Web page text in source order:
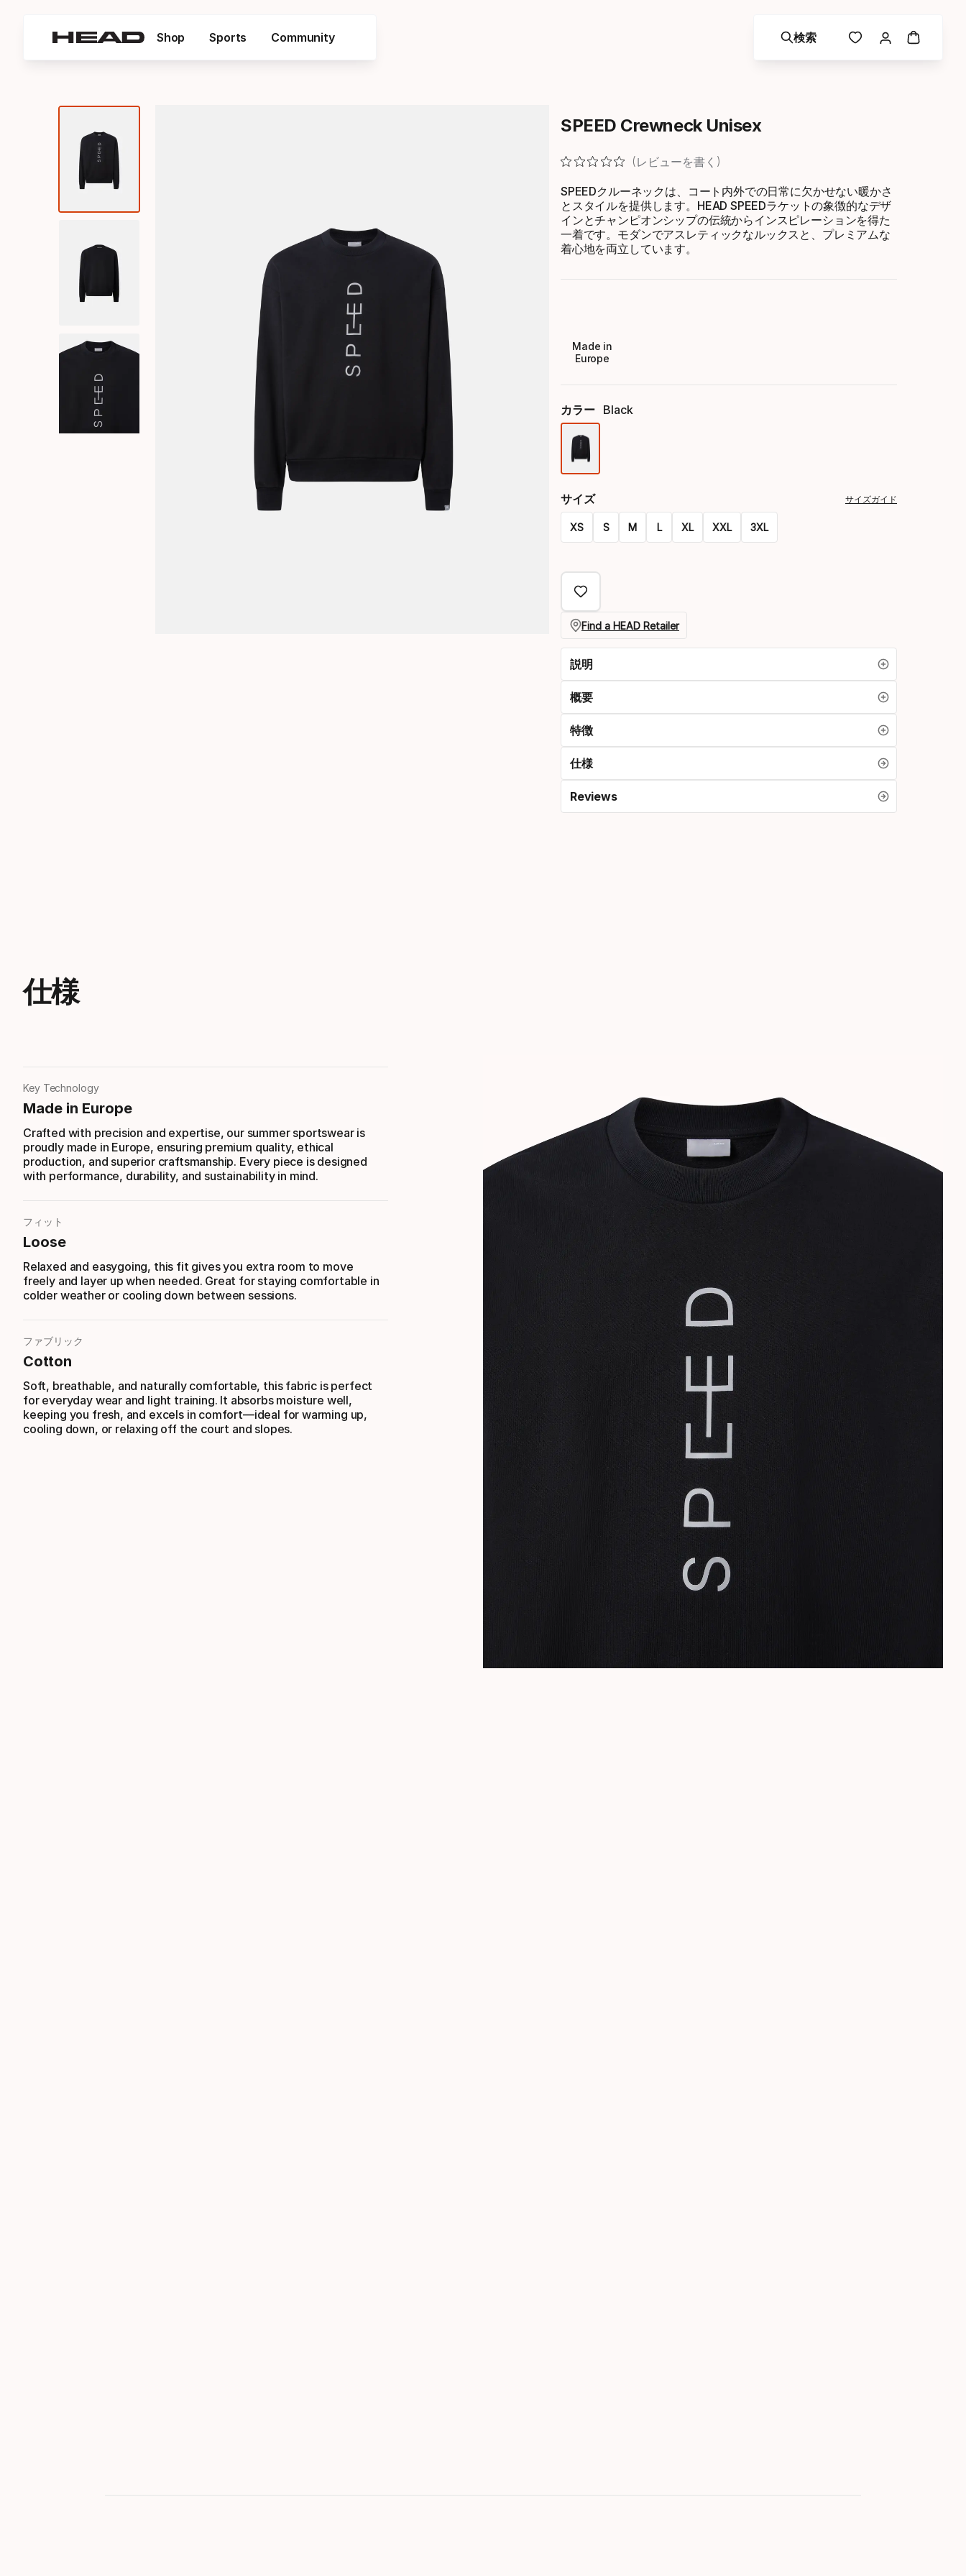
Shop Sports Community 検索
SPEED Crewneck Unisex
レビューを書く
SPEEDクルーネックは、コート内外での日常に欠かせない暖かさ
とスタイルを提供します。HEAD SPEEDラケットの象徴的なデザ
インとチャンピオンシップの伝統からインスピレーションを得た
一着です。モダンでアスレティックなルックスと、プレミアムな
着心地を両立しています。
Made in
Europe
カラー Black
プ
シ
ン
サイズ サイズガイド
XS S M L XL XXL 3XL
オ
シ
ョ
ン
Find a HEAD Retailer
説明
概要
特徴
仕様
Reviews
仕様
Key Technology
Made in Europe
Crafted with precision and expertise, our summer sportswear is
proudly made in Europe, ensuring premium quality, ethical
production, and superior craftsmanship. Every piece is designed
with performance, durability, and sustainability in mind.
フィット
Loose
Relaxed and easygoing, this fit gives you extra room to move
freely and layer up when needed. Great for staying comfortable in
colder weather or cooling down between sessions.
ファブリック
Cotton
Soft, breathable, and naturally comfortable, this fabric is perfect
for everyday wear and light training. It absorbs moisture well,
keeping you fresh, and excels in comfort—ideal for warming up,
cooling down, or relaxing off the court and slopes.